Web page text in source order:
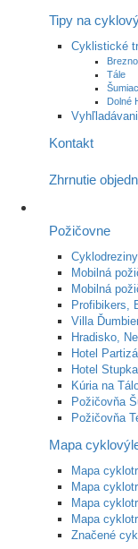
Tipy na
Cyklistické
Brezno
Tále
Šumiac
Dolné
Kontakt
Zhrnutie
Požičovne
Mobilná
Mobilná
Profibikers,
Villa
Hradisko,
Hotel
Hotel
Kúria na
Požičovňa
Požičovňa
Mapa
Mapa
Mapa
Mapa
Mapa
Značené